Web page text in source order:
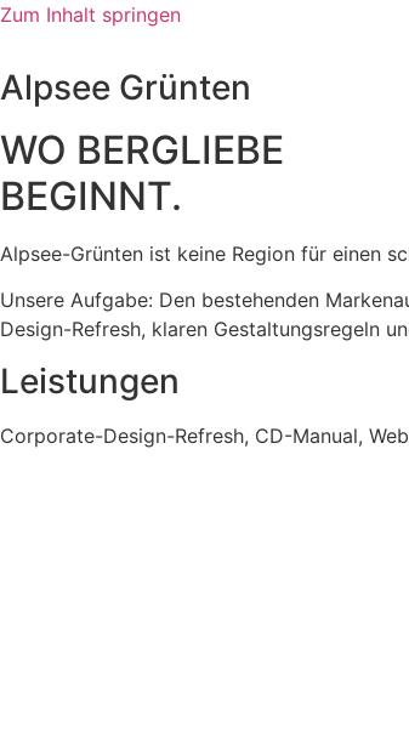
Zum Inhalt springen
Alpsee Grünten
WO BERGLIEBE
BEGINNT.
Alpsee-Grünten ist keine Region für einen
Unsere Aufgabe: Den bestehenden
Design-Refresh, klaren Gestaltungsregeln
Leistungen
Corporate-Design-Refresh, CD-Manual,